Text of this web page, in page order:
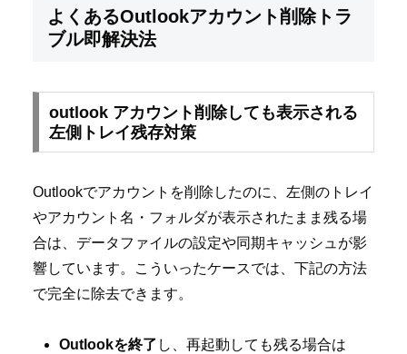
よくあるOutlookアカウント削除トラ
ブル即解決法
outlook アカウント削除しても表示される
左側トレイ残存対策
Outlookでアカウントを削除したのに、左側のトレイ
やアカウント名・フォルダが表示されたまま残る場
合は、データファイルの設定や同期キャッシュが影
響しています。こういったケースでは、下記の方法
で完全に除去できます。
Outlookを終了 し、再起動しても残る場合は